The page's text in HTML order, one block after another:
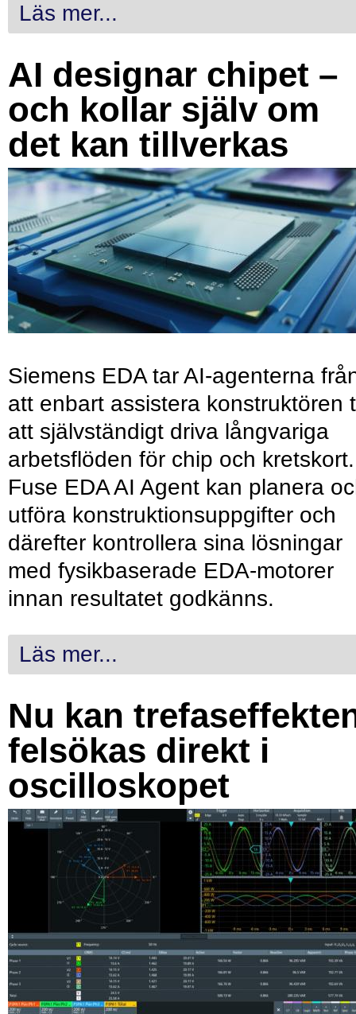
Läs mer...
AI designar chipet –
och kollar själv om
det kan tillverkas
Siemens EDA tar AI-agenterna
att enbart assistera konstruktören
att självständigt driva långvariga
arbetsflöden för chip och kretskort.
Fuse EDA AI Agent kan planera
utföra konstruktionsuppgifter och
därefter kontrollera sina lösningar
med fysikbaserade EDA-motorer
innan resultatet godkänns.
Läs mer...
Nu kan
felsökas direkt i
oscilloskopet